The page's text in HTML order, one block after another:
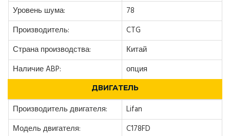
Уровень шума:
78
Производитель:
CTG
Страна производства:
Китай
Наличие ABP:
опция
ДВИГАТЕЛЬ
Производитель двигателя:
Lifan
Модель двигателя:
C178FD